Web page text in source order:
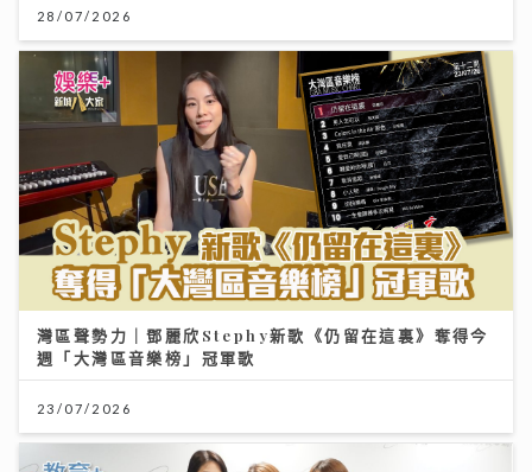
28/07/2026
灣區聲勢力｜鄧麗欣Stephy新歌《仍留在這裏》奪得今
週「大灣區音樂榜」冠軍歌
23/07/2026